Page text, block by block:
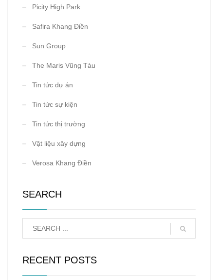
Picity High Park
Safira Khang Điền
Sun Group
The Maris Vũng Tàu
Tin tức dự án
Tin tức sự kiện
Tin tức thị trường
Vật liệu xây dựng
Verosa Khang Điền
SEARCH
RECENT POSTS